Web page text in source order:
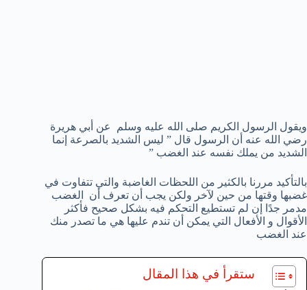
ويقول الرسول الكريم صلى الله عليه وسلم عن أبي هريرة
رضي الله عنه أن الرسول قال ” ليس الشديد بالصرعة إنما
الشديد من يملك نفسه عند الغضب ”
بالتأكيد مررنا بالكثير من اللحظات الغاضبة والتي تتفاوت في
غضبها وقتها من حين لآخر ولكن يجب أن تعرف أن الغضب
مدمر جدًا إن لم تستطيع التحكم فيه بشكل صحيح فأكثر
الأقوال و الأفعال التي يمكن أن تندم عليها هي ما تصدر منك
عند الغضب
ستقرأ في هذا المقال